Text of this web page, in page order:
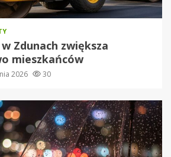
Zdunach zwiększa
mieszkańców
2026 30